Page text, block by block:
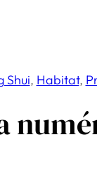
Shui, Habitat,